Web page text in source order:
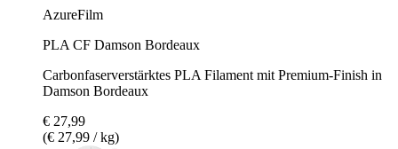
AzureFilm
PLA CF Damson Bordeaux
Carbonfaserverstärktes PLA Filament mit Premium-Finish in
Damson Bordeaux
€ 27,99
(€ 27,99 / kg)